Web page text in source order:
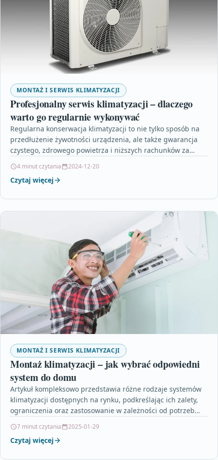
MONTAŻ I SERWIS KLIMATYZACJI
Profesjonalny serwis klimatyzacji – dlaczego
warto go regularnie wykonywać
Regularna konserwacja klimatyzacji to nie tylko sposób na
przedłużenie żywotności urządzenia, ale także gwarancja
czystego, zdrowego powietrza i niższych rachunków za
4 minut czytania 2024-12-20
Czytaj więcej
MONTAŻ I SERWIS KLIMATYZACJI
Montaż klimatyzacji – jak wybrać odpowiedni
system do domu
Artykuł kompleksowo przedstawia różne rodzaje systemów
klimatyzacji dostępnych na rynku, podkreślając ich zalety,
ograniczenia oraz zastosowanie w zależności od potrzeb
7 minut czytania 2025-01-29
Czytaj więcej